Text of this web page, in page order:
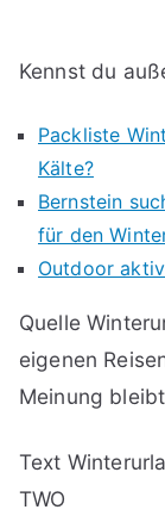
Kennst du
Packliste
Kälte?
Bernstein
für den
Outdoor
Quelle
eigenen
Meinung
Text
TWO